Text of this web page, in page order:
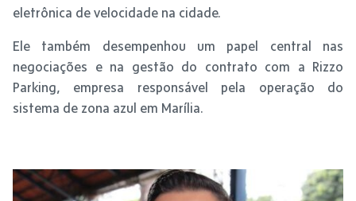
eletrônica de velocidade na cidade.
Ele também desempenhou um papel central nas
negociações e na gestão do contrato com a Rizzo
Parking, empresa responsável pela operação do
sistema de zona azul em Marília.